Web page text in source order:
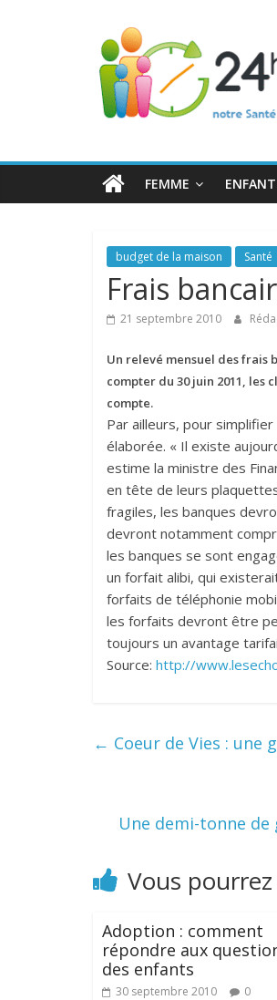
24h
Santé
toute
FEMME
budget de la maison Santé
Frais
21 septembre 2010
Un relevé mensuel des frais
compter du 30 juin 2011, les
compte.
Par ailleurs, pour
élaborée. « Il existe
estime la ministre des
en tête de leurs
fragiles, les banques
devront notamment
les banques se sont
un forfait alibi, qui
forfaits de téléphonie
les forfaits devront être
toujours un avantage
Source: http://
← Coeur de Vies : une
Une demi-tonne
Vous
Adoption : comment
répondre aux
des enfants
30 septembre 2010 0